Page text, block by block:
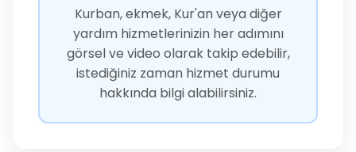
Kurban, ekmek, Kur'an veya diğer
yardım hizmetlerinizin her adımını
görsel ve video olarak takip edebilir,
istediğiniz zaman hizmet durumu
hakkında bilgi alabilirsiniz.